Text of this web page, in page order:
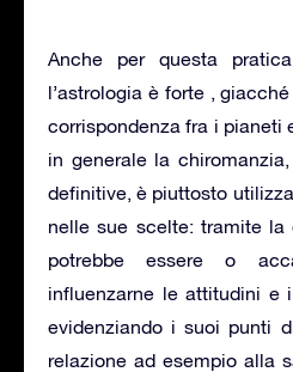
Anche per questa
l’astrologia è forte ,
corrispondenza fra i pianeti
in generale la
definitive, è piuttosto
nelle sue scelte: tramite
potrebbe essere o
influenzarne le attitudini e
evidenziando i suoi punti
relazione ad esempio alla